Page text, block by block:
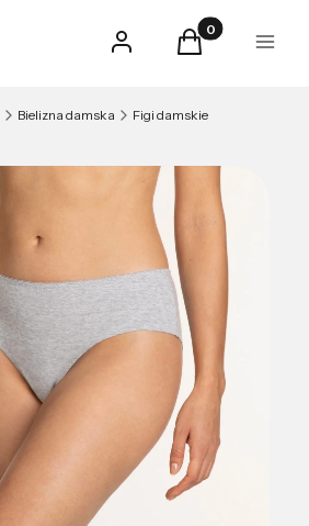
Zaloguj sięProdukty w
Koszyk Menu
Bielizna damska Figi damskie